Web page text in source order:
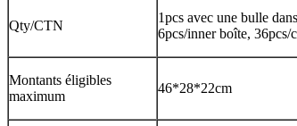
Qty/CTN
1pcs avec une bulle
6pcs/inner boîte, 36pcs/
Montants éligibles
maximum
46*28*22cm